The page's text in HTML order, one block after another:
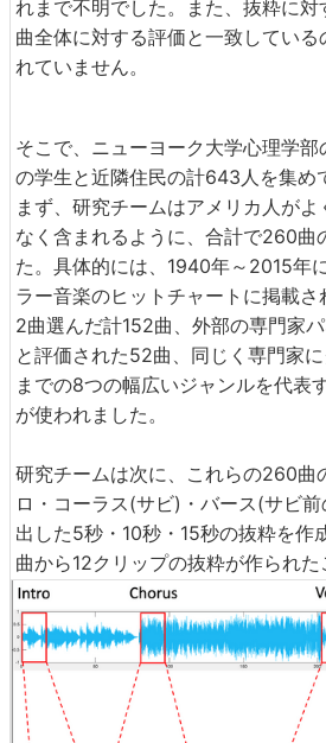
れまで不明でした。また、抜粋に
曲全体に対する評価と一致してい
れていません。
そこで、ニューヨーク大学心理学
の学生と近隣住民の計643人を集め
まず、研究チームはアメリカ人が
なく含まれるように、合計で260曲
た。具体的には、1940年～2015年
ラー音楽のヒットチャートに掲載
2曲選んだ計152曲、外部の専門家
と評価された52曲、同じく専門家
までの8つの幅広いジャンルを代表
が使われました。
研究チームは次に、これらの260曲
ロ・コーラス(サビ)・バース(サビ
出した5秒・10秒・15秒の抜粋を作
曲から12クリップの抜粋が作られた